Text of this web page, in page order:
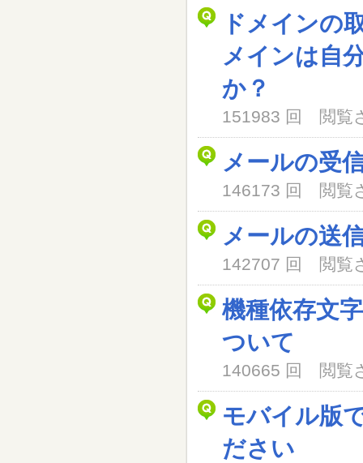
ドメインの
メインは自
か？
151983 回 閲覧
メールの受
146173 回 閲覧
メールの送
142707 回 閲覧
機種依存文
ついて
140665 回 閲覧
モバイル版
ださい